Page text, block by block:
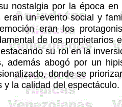
nostalgia por la época en
un evento social y
eran los
de los propietarios
su rol en la
además abogó por un
donde se
y la calidad del espectáculo.